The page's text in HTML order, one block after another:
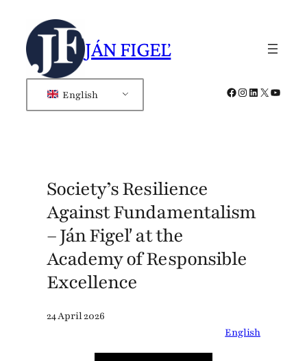
content
JÁN FIGEĽ
English Facebook
Instagram
LinkedIn
X
Society’s Resilience
Against Fundamentalism
– Ján Figeľ at the
Academy of Responsible
Excellence
24 April 2026
English